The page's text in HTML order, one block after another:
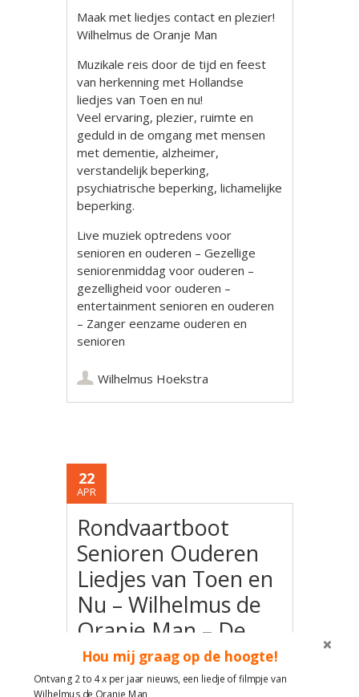
Maak met liedjes contact en plezier!
Wilhelmus de Oranje Man
Muzikale reis door de tijd en feest
van herkenning met Hollandse
liedjes van Toen en nu!
Veel ervaring, plezier, ruimte en
geduld in de omgang met mensen
met dementie, alzheimer,
verstandelijk beperking,
psychiatrische beperking, lichamelijke
beperking.
Live muziek optredens voor
senioren en ouderen – Gezellige
seniorenmiddag voor ouderen –
gezelligheid voor ouderen –
entertainment senioren en ouderen
– Zanger eenzame ouderen en
senioren
Wilhelmus Hoekstra
22
APR
Rondvaartboot
Senioren Ouderen
Liedjes van Toen en
Nu – Wilhelmus de
Oranje Man – De
Zilvermeeuw wo 23
oktober 2024
Hou mij graag op de hoogte!
Ontvang 2 to 4 x per jaar nieuws, een liedje of filmpje van
Wilhelmus de Oranje Man